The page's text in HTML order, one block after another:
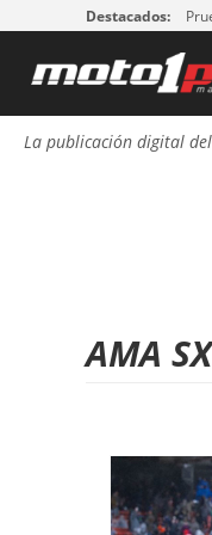
Destacados:
La publicación digital
AMA SX